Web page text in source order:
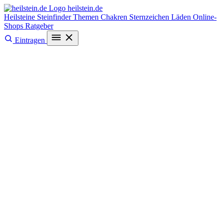
heilstein.de
Heilsteine SteinfinderThemen Chakren Sternzeichen Läden Online-
Shops Ratgeber
Eintragen